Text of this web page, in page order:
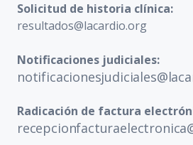
Solicitud de historia clínica:
resultados@lacardio.org
Notificaciones judiciales:
Radicación de factura